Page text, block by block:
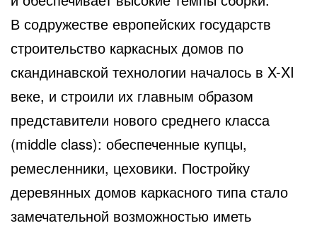
В содружестве европейских государств
строительство каркасных домов по
скандинавской технологии началось в X-XI
веке, и строили их главным образом
представители нового среднего класса
(middle class): обеспеченные купцы,
ремесленники, цеховики. Постройку
деревянных домов каркасного типа стало
замечательной возможностью иметь